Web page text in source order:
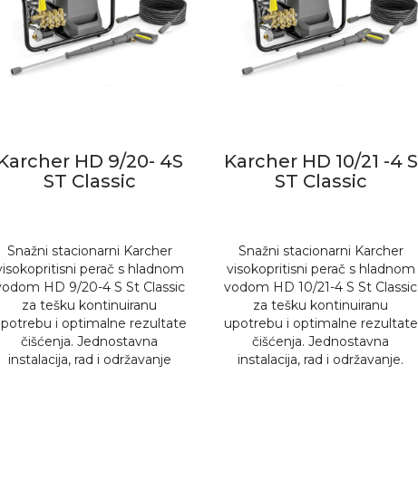
HD 9/20- 4S
ST Classic
Snažni stacionarni Karcher
perač s hladnom
HD 9/20-4 S St Classic
za tešku kontinuiranu
i optimalne rezultate
čišćenja. Jednostavna
instalacija, rad i održavanje
Karcher HD 10/21 -4 S
ST Classic
Snažni stacionarni Karcher
visokopritisni perač s hladnom
vodom HD 10/21-4 S St Classic
za tešku kontinuiranu
upotrebu i optimalne rezultate
čišćenja. Jednostavna
instalacija, rad i održavanje.